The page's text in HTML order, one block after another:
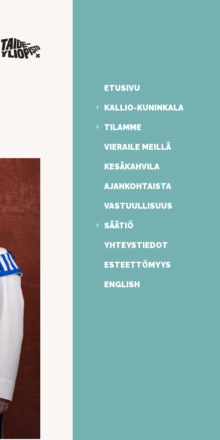
ETUSIVU
KALLIO-KUNINKALA
TILAMME
VIERAILE MEILLÄ
KESÄKAHVILA
AJANKOHTAISTA
VASTUULLISUUS
SÄÄTIÖ
YHTEYSTIEDOT
ESTEETTÖMYYS
ENGLISH